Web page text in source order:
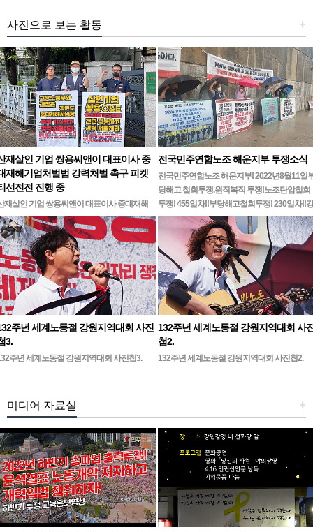
+
사진으로 보는 활동
재살인 기업 쌍용씨앤이 대표이사 중
재해기업처벌법 강력처벌 촉구 피켓
선전전 진행 중
재살인 기업 쌍용씨앤이 대표이사 중대재해
업처벌법 강력처벌 촉구민주노총 강원지역본
무기한 피켓시위 14일차고용노동부 강원지
앞 1인시위 진…
전국민주연합노조 해운지부 투쟁소식
전국민주연합노조 해운지부! 2022년8월11일
당해고 철회투쟁.원직복직 투쟁!노조탄압철회
투쟁! 455일차!!부당해고철회투쟁! 230일차!!강
릉ㆍ…
주년 세계노동절 강원지역대회 사진
3.
주년 세계노동절 강원지역대회 사진첩3.
132주년 세계노동절 강원지역대회 사
첩2.
132주년 세계노동절 강원지역대회 사진첩2.
+
미디어 자료실